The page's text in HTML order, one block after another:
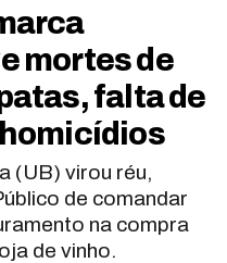
mortes de
falta de
(UB) virou réu,
de comandar
na compra
de vinho.